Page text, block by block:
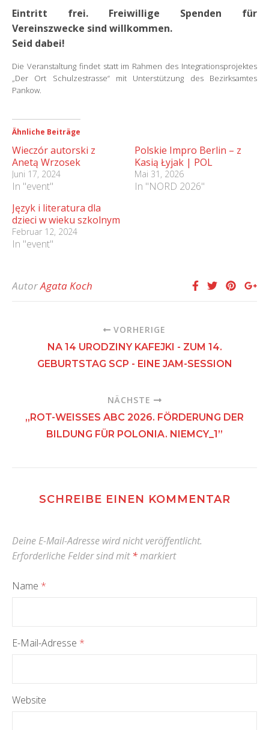
Eintritt frei. Freiwillige Spenden für
Vereinszwecke sind willkommen.
Seid dabei!
Die Veranstaltung findet statt im Rahmen des Integrationsprojektes
„Der Ort Schulzestrasse“ mit Unterstützung des Bezirksamtes
Pankow.
Ähnliche Beiträge
Wieczór autorski z
Anetą Wrzosek
Juni 17, 2024
In "event"
Polskie Impro Berlin – z
Kasią Łyjak | POL
Mai 31, 2026
In "NORD 2026"
Język i literatura dla
dzieci w wieku szkolnym
Februar 12, 2024
In "event"
AutorAgata Koch
VORHERIGE
NA 14 URODZINY KAFEJKI - ZUM 14.
GEBURTSTAG SCP - EINE JAM-SESSION
NÄCHSTE
„ROT-WEISSES ABC 2026. FÖRDERUNG DER B
ILDUNG FÜR POLONIA. NIEMCY_1”
SCHREIBE EINEN KOMMENTAR
Deine E-Mail-Adresse wird nicht veröffentlicht.
Erforderliche Felder sind mit*markiert
Name *
E-Mail-Adresse *
Website